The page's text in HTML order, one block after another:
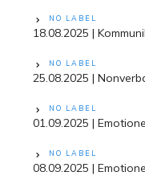
NO LABEL
18.08.2025 |
NO LABEL
25.08.2025 |
NO LABEL
01.09.2025 |
NO LABEL
08.09.2025 |